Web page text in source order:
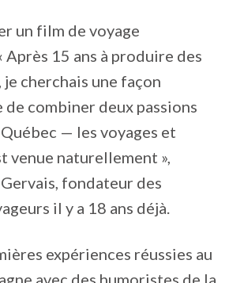
un film de voyage
Après 15 ans à produire des
cherchais une façon
de combiner deux passions
— les voyages et
venue naturellement »,
fondateur des
il y a 18 ans déjà.
expériences réussies au
avec des humoristes de la